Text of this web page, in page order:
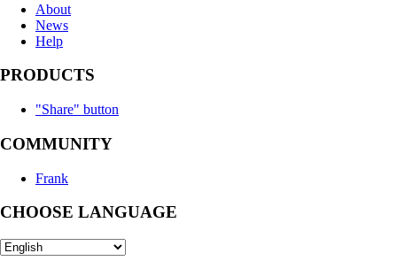
About
News
Help
PRODUCTS
"Share" button
COMMUNITY
Frank
CHOOSE LANGUAGE